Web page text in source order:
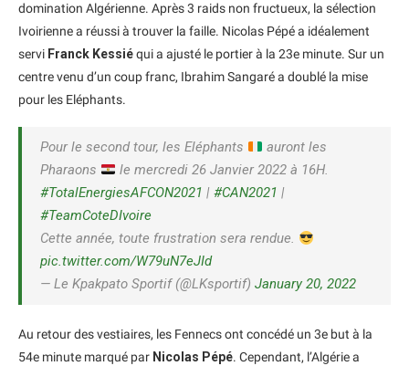
domination Algérienne. Après 3 raids non fructueux, la sélection
Ivoirienne a réussi à trouver la faille. Nicolas Pépé a idéalement
servi Franck Kessiéqui a ajusté le portier à la 23e minute. Sur un
centre venu d’un coup franc, Ibrahim Sangaré a doublé la mise
pour les Eléphants.
Pour le second tour, les Eléphants
auront les
Pharaons
le mercredi 26 Janvier 2022 à 16H.
#TotalEnergiesAFCON2021 | #CAN2021 |
#TeamCoteDIvoire
Cette année, toute frustration sera rendue.
pic.twitter.com/W79uN7eJId
— Le Kpakpato Sportif (@LKsportif) January 20, 2022
Au retour des vestiaires, les Fennecs ont concédé un 3e but à la
54e minute marqué par Nicolas Pépé. Cependant, l’Algérie a